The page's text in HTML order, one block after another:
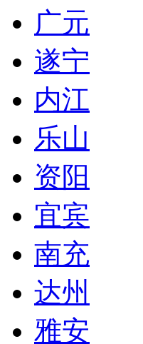
广元
遂宁
内江
乐山
资阳
宜宾
南充
达州
雅安